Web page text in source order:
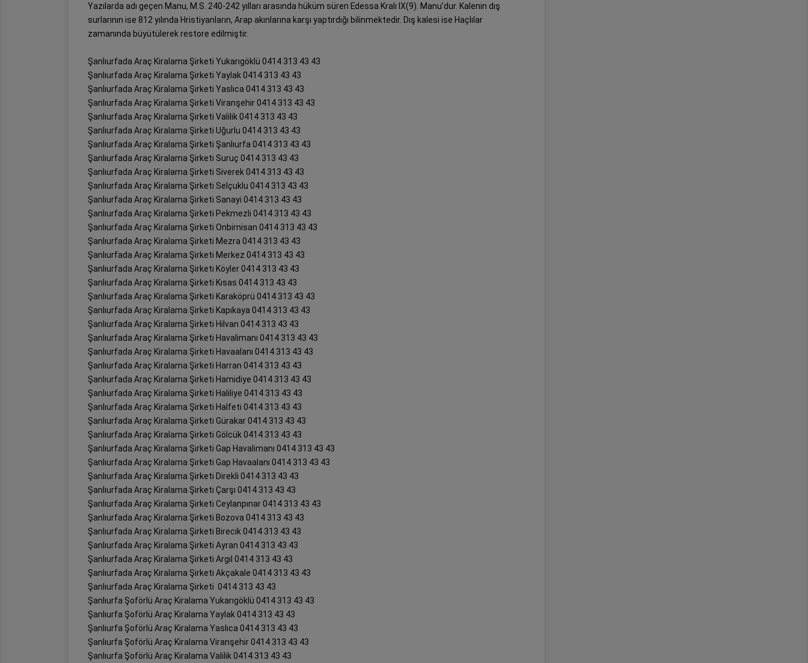
Yazılarda adı geçen Manu, M.S. 240-242 yılları arasında hüküm süren Edessa Kralı IX(9). Manu’dur. Kalenin dış
surlarının ise 812 yılında Hristiyanların, Arap akınlarına karşı yaptırdığı bilinmektedir. Dış kalesi ise Haçlılar
zamanında büyütülerek restore edilmiştir.
Şanlıurfada Araç Kiralama Şirketi Yukarıgöklü 0414 313 43 43
Şanlıurfada Araç Kiralama Şirketi Yaylak 0414 313 43 43
Şanlıurfada Araç Kiralama Şirketi Yaslıca 0414 313 43 43
Şanlıurfada Araç Kiralama Şirketi Viranşehir 0414 313 43 43
Şanlıurfada Araç Kiralama Şirketi Valilik 0414 313 43 43
Şanlıurfada Araç Kiralama Şirketi Uğurlu 0414 313 43 43
Şanlıurfada Araç Kiralama Şirketi Şanlıurfa 0414 313 43 43
Şanlıurfada Araç Kiralama Şirketi Suruç 0414 313 43 43
Şanlıurfada Araç Kiralama Şirketi Siverek 0414 313 43 43
Şanlıurfada Araç Kiralama Şirketi Selçuklu 0414 313 43 43
Şanlıurfada Araç Kiralama Şirketi Sanayi 0414 313 43 43
Şanlıurfada Araç Kiralama Şirketi Pekmezli 0414 313 43 43
Şanlıurfada Araç Kiralama Şirketi Onbirnisan 0414 313 43 43
Şanlıurfada Araç Kiralama Şirketi Mezra 0414 313 43 43
Şanlıurfada Araç Kiralama Şirketi Merkez 0414 313 43 43
Şanlıurfada Araç Kiralama Şirketi Köyler 0414 313 43 43
Şanlıurfada Araç Kiralama Şirketi Kısas 0414 313 43 43
Şanlıurfada Araç Kiralama Şirketi Karaköprü 0414 313 43 43
Şanlıurfada Araç Kiralama Şirketi Kapıkaya 0414 313 43 43
Şanlıurfada Araç Kiralama Şirketi Hilvan 0414 313 43 43
Şanlıurfada Araç Kiralama Şirketi Havalimanı 0414 313 43 43
Şanlıurfada Araç Kiralama Şirketi Havaalanı 0414 313 43 43
Şanlıurfada Araç Kiralama Şirketi Harran 0414 313 43 43
Şanlıurfada Araç Kiralama Şirketi Hamidiye 0414 313 43 43
Şanlıurfada Araç Kiralama Şirketi Haliliye 0414 313 43 43
Şanlıurfada Araç Kiralama Şirketi Halfeti 0414 313 43 43
Şanlıurfada Araç Kiralama Şirketi Gürakar 0414 313 43 43
Şanlıurfada Araç Kiralama Şirketi Gölcük 0414 313 43 43
Şanlıurfada Araç Kiralama Şirketi Gap Havalimanı 0414 313 43 43
Şanlıurfada Araç Kiralama Şirketi Gap Havaalanı 0414 313 43 43
Şanlıurfada Araç Kiralama Şirketi Direkli 0414 313 43 43
Şanlıurfada Araç Kiralama Şirketi Çarşı 0414 313 43 43
Şanlıurfada Araç Kiralama Şirketi Ceylanpınar 0414 313 43 43
Şanlıurfada Araç Kiralama Şirketi Bozova 0414 313 43 43
Şanlıurfada Araç Kiralama Şirketi Birecik 0414 313 43 43
Şanlıurfada Araç Kiralama Şirketi Ayran 0414 313 43 43
Şanlıurfada Araç Kiralama Şirketi Argıl 0414 313 43 43
Şanlıurfada Araç Kiralama Şirketi Akçakale 0414 313 43 43
Şanlıurfada Araç Kiralama Şirketi 0414 313 43 43
Şanlıurfa Şoförlü Araç Kiralama Yukarıgöklü 0414 313 43 43
Şanlıurfa Şoförlü Araç Kiralama Yaylak 0414 313 43 43
Şanlıurfa Şoförlü Araç Kiralama Yaslıca 0414 313 43 43
Şanlıurfa Şoförlü Araç Kiralama Viranşehir 0414 313 43 43
Şanlıurfa Şoförlü Araç Kiralama Valilik 0414 313 43 43